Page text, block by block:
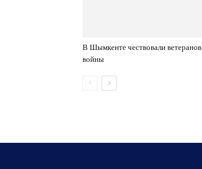
В Шымкенте чествовали ветеранов
войны